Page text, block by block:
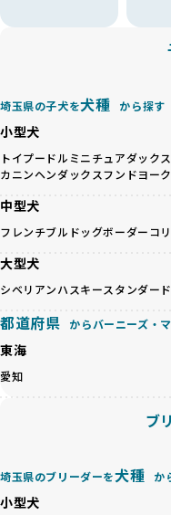
ことを徹底しています。
BreederFamiliesでは、
基づいた責任あるブリー
さらに、健康管理、社会
の質など、ワンちゃんの
るかを評価する12項目の
り、より高い基準をクリ
ます。
良ブリーダーのみが登録
BreederFamiliesでは、
のみを厳選しています。
心して選べる選択肢を提
「BreederFamilesのワ
こちら
接のヒアリング、現地
このプロセスにより、
さらに、こうした評価結
ため、どのブリーダーを
だけます。
すが、無計画な交配に
の特徴を持つことで予
が高く、診断や治療も
待する理想と現実が大き
健康と性格を次世代に引
避けます。無計画な交配
への十分な説明とアフタ
殖を徹底しているのです。
一方、営利優先ブリーダ
クス犬を繁殖し、健康管
が多く見受けられます。
等体格の異なるリスクの
「ミックス犬を繁殖しな
ペットショップやペット
ゃんが長時間の輸送を強
られるなど、心身に大き
境は、ストレスや感染リ
ペットショップやオー
ことを大切にしています
認し、ワンちゃんが安心
埼玉県の子犬を犬種 から探す
小型犬
トイプードル ミニチュアダック
カニンヘンダックスフンドヨー
中型犬
フレンチブルドッグボーダーコ
大型犬
シベリアンハスキースタンダー
都道府県 からバーニーズ・
東海
愛知
ブ
埼玉県のブリーダーを犬種 か
小型犬